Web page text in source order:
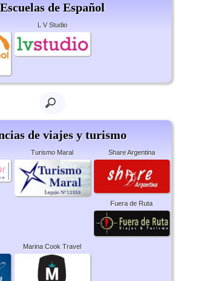
Escuelas de Español
L V Studio
de viajes y turismo
Turismo Maral Share Argentina
Fuera de Ruta
Marina Cook Travel